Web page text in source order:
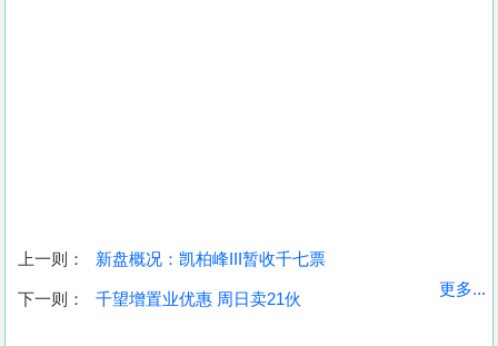
收
上一则： 新盘概况：凯柏峰III暂收千七票
下一则： 千望增置业优惠 周日卖21伙
更多...